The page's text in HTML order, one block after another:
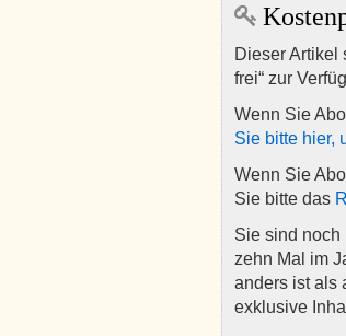
Dieser Artikel
frei“ zur
Wenn Sie
Sie bitte hier,
Wenn Sie
Sie bitte das
Sie sind noch
zehn Mal im
anders ist als
exklusive